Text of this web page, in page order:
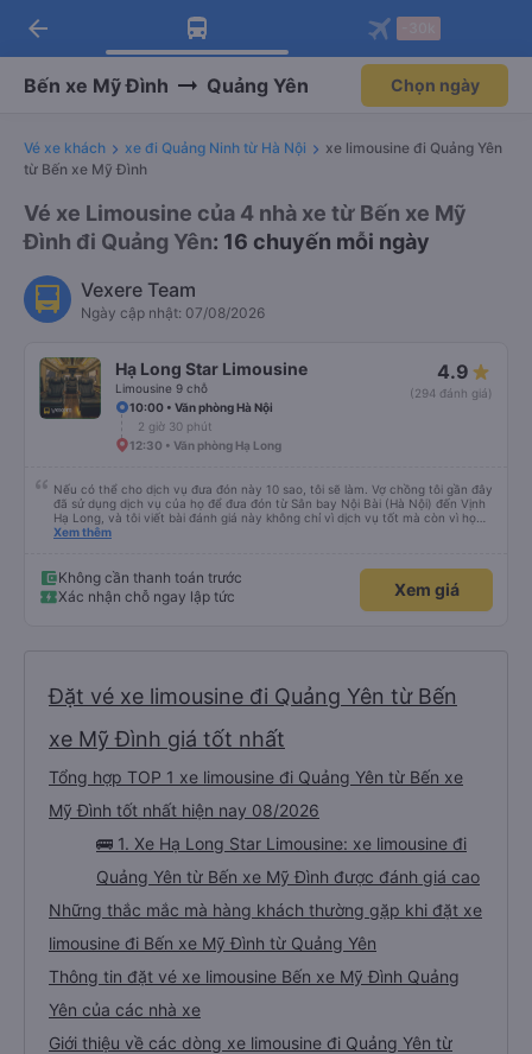
Tải app Vexere ngay!
Nhận ưu đãi thành viên độc
Mở app
Tải app Vexere
-30k/ghế khi đặt vé máy bay qua
Mở app
arrow_back
Bến xe Mỹ Đình Quảng Yên Chọn ngày
Vé xe khách xe đi Quảng Ninh từ Hà Nội
xe limousine đi Quảng Yên
từ Bến xe Mỹ Đình
Vé xe Limousine của 4 nhà xe từ Bến xe Mỹ
Đình đi Quảng Yên: 16 chuyến mỗi ngày
Vexere Team
Ngày cập nhật: 07/08/2026
Hạ Long Star Limousine
Limousine 9 chỗ
4.9
(294 đánh giá)
10:00 • Văn phòng Hà Nội
2 giờ 30 phút
12:30 • Văn phòng Hạ Long
Nếu có thể cho dịch vụ đưa đón này 10 sao, tôi sẽ làm. Vợ chồng tôi gần đây
đã sử dụng dịch vụ của họ để đưa đón từ Sân bay Nội Bài (Hà Nội) đến Vịnh
Hạ Long, và tôi viết bài đánh giá này không chỉ vì dịch vụ tốt mà còn vì họ
thực sự là những anh hùng. Chuyến bay của chúng tôi bị hoãn nghiêm trọng,
sẽ lỡ chuyến xe đã đặt trước, có khả năng gây nguy hiểm cho toàn bộ
chuyến du ngoạn Vịnh Hạ Long của chúng tôi vào ngày hôm sau. Thật ngạc
nhiên, tài xế vẫn ở đó, kiên nhẫn chờ đợi chúng tôi. Anh ấy bình tĩnh giúp
Xem thêm
Không cần thanh toán trước
Xác nhận chỗ ngay lập tức
Xem giá
Đặt vé xe limousine đi Quảng Yên từ Bến
xe Mỹ Đình giá tốt nhất
Tổng hợp TOP 1 xe limousine đi Quảng Yên từ Bến xe
Mỹ Đình tốt nhất hiện nay 08/2026
🚌 1. Xe Hạ Long Star Limousine: xe limousine đi
Quảng Yên từ Bến xe Mỹ Đình được đánh giá cao
Những thắc mắc mà hàng khách thường gặp khi đặt xe
limousine đi Bến xe Mỹ Đình từ Quảng Yên
Thông tin đặt vé xe limousine Bến xe Mỹ Đình Quảng
Yên của các nhà xe
Giới thiệu về các dòng xe limousine đi Quảng Yên từ